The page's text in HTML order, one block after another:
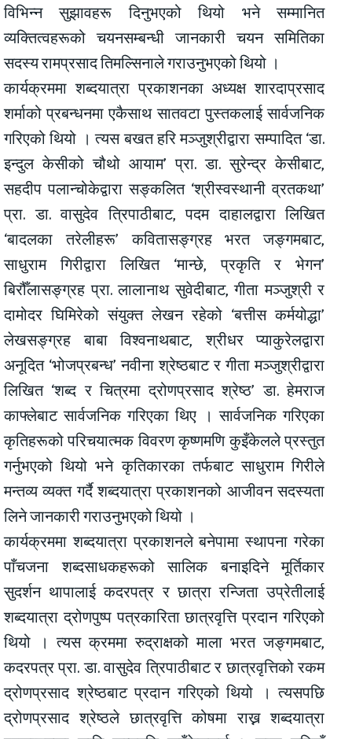
विभिन्न सुझावहरू दिनुभएको थियो भने सम्मानित
व्यक्तित्वहरूको चयनसम्बन्धी जानकारी चयन समितिका
सदस्य रामप्रसाद तिमल्सिनाले गराउनुभएको थियो ।
कार्यक्रममा शब्दयात्रा प्रकाशनका अध्यक्ष शारदाप्रसाद
शर्माको प्रबन्धनमा एकैसाथ सातवटा पुस्तकलाई सार्वजनिक
गरिएको थियो । त्यस बखत हरि मञ्जुश्रीद्वारा सम्पादित ‘डा.
इन्दुल केसीको चौथो आयाम’ प्रा. डा. सुरेन्द्र केसीबाट,
सहदीप पलान्चोकेद्वारा सङ्कलित ‘श्रीस्वस्थानी व्रतकथा’
प्रा. डा. वासुदेव त्रिपाठीबाट, पदम दाहालद्वारा लिखित
‘बादलका तरेलीहरू’ कवितासङ्ग्रह भरत जङ्गमबाट,
साधुराम गिरीद्वारा लिखित ‘मान्छे, प्रकृति र भेगन’
बिरौँलासङ्ग्रह प्रा. लालानाथ सुवेदीबाट, गीता मञ्जुश्री र
दामोदर घिमिरेको संयुक्त लेखन रहेको ‘बत्तीस कर्मयोद्धा’
लेखसङ्ग्रह बाबा विश्वनाथबाट, श्रीधर प्याकुरेलद्वारा
अनूदित ‘भोजप्रबन्ध’ नवीना श्रेष्ठबाट र गीता मञ्जुश्रीद्वारा
लिखित ‘शब्द र चित्रमा द्रोणप्रसाद श्रेष्ठ’ डा. हेमराज
काफ्लेबाट सार्वजनिक गरिएका थिए । सार्वजनिक गरिएका
कृतिहरूको परिचयात्मक विवरण कृष्णमणि कुइँकेलले प्रस्तुत
गर्नुभएको थियो भने कृतिकारका तर्फबाट साधुराम गिरीले
मन्तव्य व्यक्त गर्दै शब्दयात्रा प्रकाशनको आजीवन सदस्यता
लिने जानकारी गराउनुभएको थियो ।
कार्यक्रममा शब्दयात्रा प्रकाशनले बनेपामा स्थापना गरेका
पाँचजना शब्दसाधकहरूको सालिक बनाइदिने मूर्तिकार
सुदर्शन थापालाई कदरपत्र र छात्रा रन्जिता उप्रेतीलाई
शब्दयात्रा द्रोणपुष्प पत्रकारिता छात्रवृत्ति प्रदान गरिएको
थियो । त्यस क्रममा रुद्राक्षको माला भरत जङ्गमबाट,
कदरपत्र प्रा. डा. वासुदेव त्रिपाठीबाट र छात्रवृत्तिको रकम
द्रोणप्रसाद श्रेष्ठबाट प्रदान गरिएको थियो । त्यसपछि
द्रोणप्रसाद श्रेष्ठले छात्रवृत्ति कोषमा राख्न शब्दयात्रा